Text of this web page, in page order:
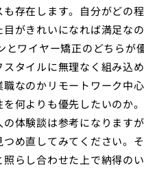
存在します。自分がどの
がきれいになれば満足な
とワイヤー矯正のどちらが
タイルに無理なく組み込
なのかリモートワーク中
何よりも優先したいのか
体験談は参考になります
め直してみてください。
らし合わせた上で納得の